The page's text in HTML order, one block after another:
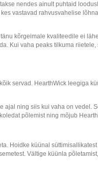
nendes ainult puhtaid
vastavad rahvusvahelise
kõrgeimale kvaliteedile ei
Kui vaha peaks tilkuma
servad. HearthWick leegiga
ajal ning siis kui vaha on vedel.
põlemist ning mõjub
Hoidke küünal
Vältige küünla